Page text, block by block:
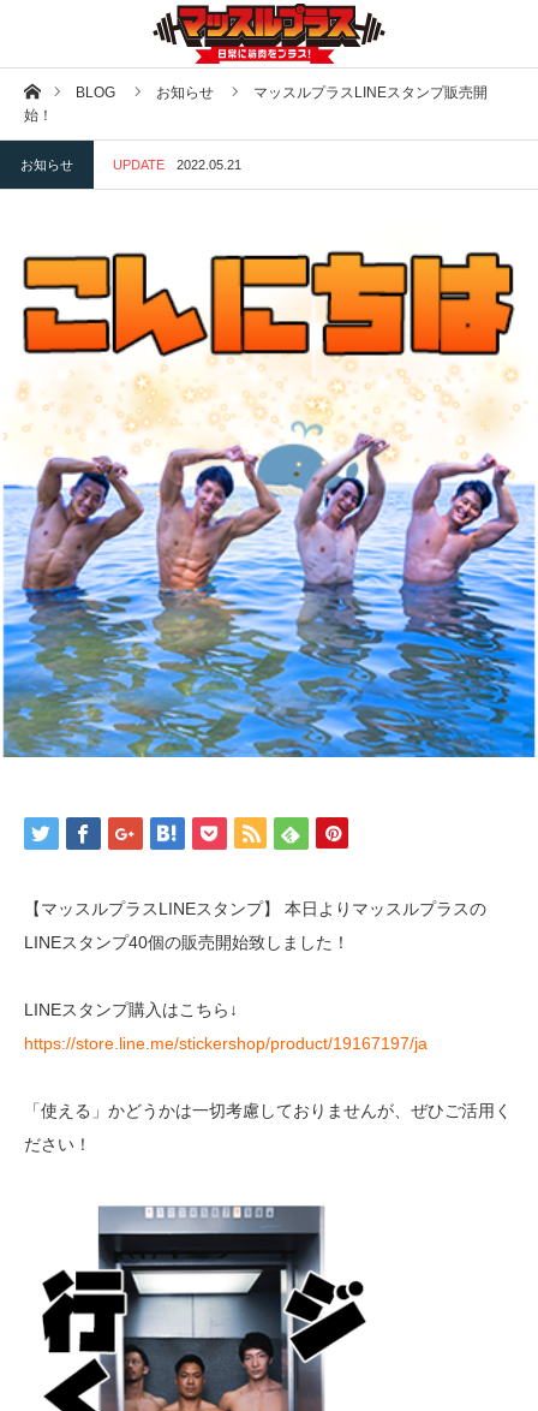
ホームBLOG お知らせ
マッスルプラスLINEスタンプ販売開
始！
お知らせ UPDATE 2022.05.21
【マッスルプラスLINEスタンプ】 本日よりマッスルプラスの
LINEスタンプ40個の販売開始致しました！
LINEスタンプ購入はこちら↓
https://store.line.me/stickershop/product/19167197/ja
「使える」かどうかは一切考慮しておりませんが、ぜひご活用く
ださい！